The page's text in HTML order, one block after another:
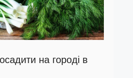
на городі в